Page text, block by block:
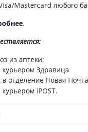
крем д/рук и ногтей
крем д/ног заживл 75мл
250мл
мыло жидкое алоэ с
мыло жидкое ромашка с
Mastercard любого
.
из аптеки;
курьером Здравица
в отделение Новая Почта
курьером iPOST.